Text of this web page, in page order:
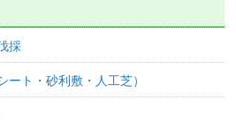
採
ート・砂利敷・人工芝）